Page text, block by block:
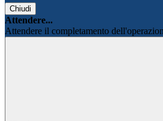
Chiudi
Attendere...
Attendere il completamento